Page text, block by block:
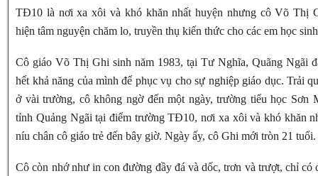
TĐ10 là nơi xa xôi và khó khăn nhất huyện nhưng cô Võ Thị
hiện tâm nguyện chăm lo, truyền thụ kiến thức cho các em học
Cô giáo Võ Thị Ghi sinh năm 1983, tại Tư Nghĩa, Quãng Ngãi
hết khả năng của mình để phục vụ cho sự nghiệp giáo dục. Trải
ở vài trường, cô không ngờ đến một ngày, trường tiểu học Sơn
tỉnh Quảng Ngãi tại điểm trường TĐ10, nơi xa xôi và khó khăn
níu chân cô giáo trẻ đến bây giờ. Ngày ấy, cô Ghi mới tròn 21 tuổi.
Cô còn nhớ như in con đường đầy đá và dốc, trơn và trượt, chỉ có